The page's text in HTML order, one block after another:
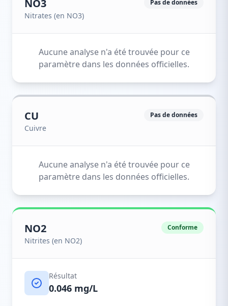
NO3
Nitrates (en NO3)
Pas de données
Aucune analyse n'a été trouvée pour ce
paramètre dans les données officielles.
CU
Cuivre
Pas de données
Aucune analyse n'a été trouvée pour ce
paramètre dans les données officielles.
NO2
Nitrites (en NO2)
Conforme
Résultat
0.046 mg/L